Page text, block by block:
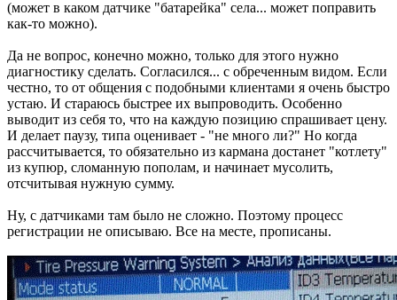
(может в каком датчике "батарейка" села... может поправить
как-то можно).
Да не вопрос, конечно можно, только для этого нужно
диагностику сделать. Согласился... с обреченным видом. Если
честно, то от общения с подобными клиентами я очень быстро
устаю. И стараюсь быстрее их выпроводить. Особенно
выводит из себя то, что на каждую позицию спрашивает цену.
И делает паузу, типа оценивает - "не много ли?" Но когда
рассчитывается, то обязательно из кармана достанет "котлету"
из купюр, сломанную пополам, и начинает мусолить,
отсчитывая нужную сумму.
Ну, с датчиками там было не сложно. Поэтому процесс
регистрации не описываю. Все на месте, прописаны.